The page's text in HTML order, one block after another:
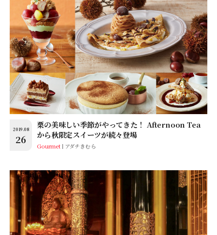
2019.08
26
栗の美味しい季節がやってきた！ Afternoon Tea
から秋限定スイーツが続々登場
Gourmet アダチきむら